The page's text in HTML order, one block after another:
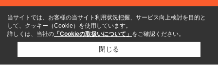
当サイトでは、お客様の当サイト利用状況把握、サービス向上検討を目的と
して、クッキー（Cookie）を使用しています。
詳しくは、当社の 「Cookieの取扱いについて」 をご確認ください。
閉じる